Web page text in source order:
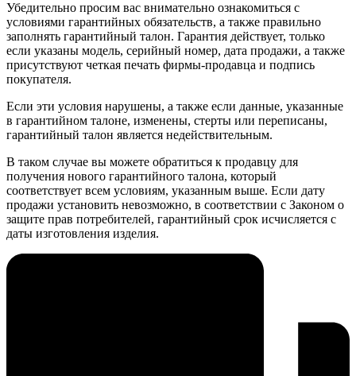
Убедительно просим вас внимательно ознакомиться с
условиями гарантийных обязательств, а также правильно
заполнять гарантийный талон. Гарантия действует, только
если указаны модель, серийный номер, дата продажи, а также
присутствуют четкая печать фирмы-продавца и подпись
покупателя.
Если эти условия нарушены, а также если данные, указанные
в гарантийном талоне, изменены, стерты или переписаны,
гарантийный талон является недействительным.
В таком случае вы можете обратиться к продавцу для
получения нового гарантийного талона, который
соответствует всем условиям, указанным выше. Если дату
продажи установить невозможно, в соответствии с Законом о
защите прав потребителей, гарантийный срок исчисляется с
даты изготовления изделия.